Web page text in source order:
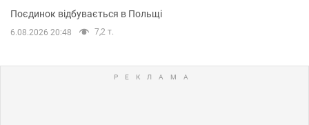
Поєдинок відбувається в Польщі
6.08.2026 20:48 7,2 т.